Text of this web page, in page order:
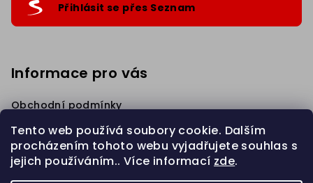
Tento web používá soubory cookie. Dalším
procházením tohoto webu vyjadřujete souhlas s
jejich používáním.. Více informací zde.
Přihlásit se přes Seznam
Informace pro vás
Obchodní podmínky
Podmínky ochrany osobních údajů
Věrnostní Sleva
Napište nám